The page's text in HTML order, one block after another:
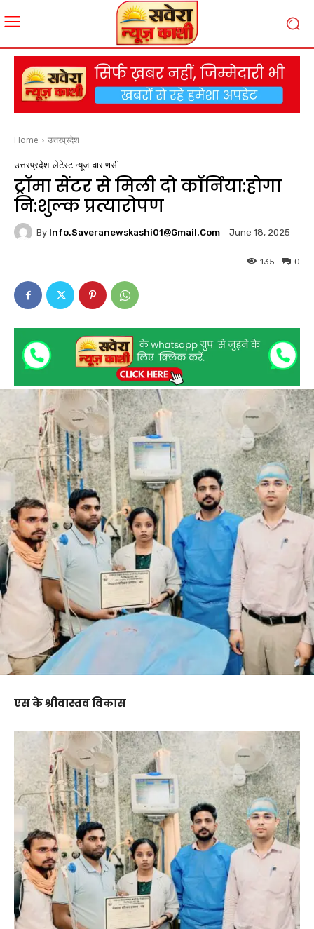
Home उत्तरप्रदेश
उत्तरप्रदेश लेटेस्ट न्यूज वाराणसी
ट्रॉमा सेंटर से मिली दो कॉर्निया:होगा
नि:शुल्क प्रत्यारोपण
By Info.saveranewskashi01@gmail.com June 18, 2025
0
135
एस के श्रीवास्तव विकास